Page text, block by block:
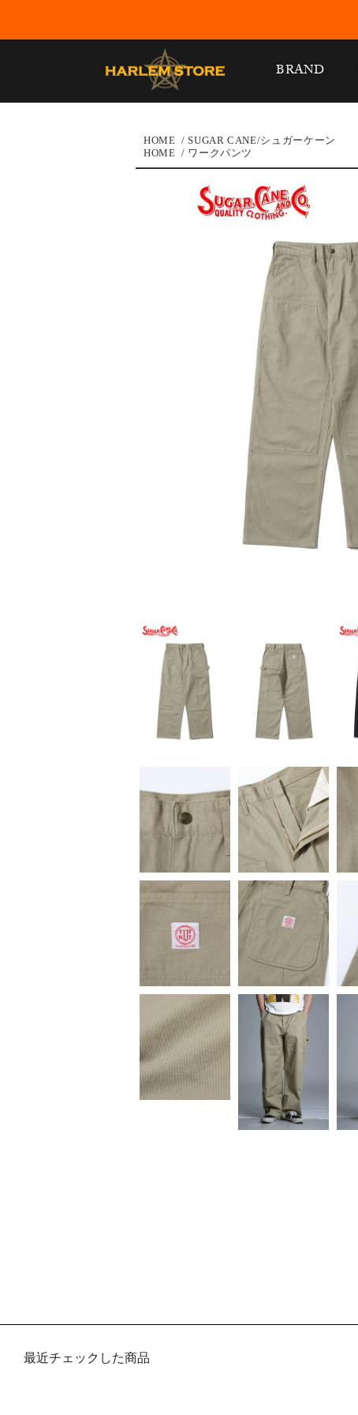
BRAND
HOME /SUGAR CANE/シュガーケーン
HOME / ワークパンツ
最近チェックした商品